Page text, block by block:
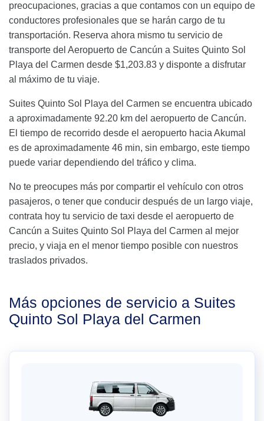
preocupaciones, gracias a que contamos con un equipo de
conductores profesionales que se harán cargo de tu
transportación. Reserva ahora mismo tu servicio de
transporte del Aeropuerto de Cancún a Suites Quinto Sol
Playa del Carmen desde $1,203.83 y disponte a disfrutar
al máximo de tu viaje.
Suites Quinto Sol Playa del Carmen se encuentra ubicado
a aproximadamente 92.20 km del aeropuerto de Cancún.
El tiempo de recorrido desde el aeropuerto hacia Akumal
es de aproximadamente 46 min, sin embargo, este tiempo
puede variar dependiendo del tráfico y clima.
No te preocupes más por compartir el vehículo con otros
pasajeros, o tener que conducir después de un largo viaje,
contrata hoy tu servicio de taxi desde el aeropuerto de
Cancún a Suites Quinto Sol Playa del Carmen al mejor
precio, y viaja en el menor tiempo posible con nuestros
traslados privados.
Más opciones de servicio a Suites
Quinto Sol Playa del Carmen